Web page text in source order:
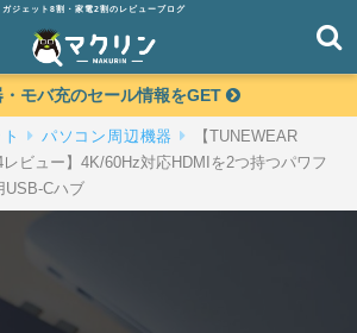
ガジェット8割・家電2割のレビューブログ
・モバ充のセール情報をGET
パソコン周辺機器
【TUNEWEAR
ビュー】4K/60Hz対応HDMIを2つ持つパワフ
USB-Cハブ